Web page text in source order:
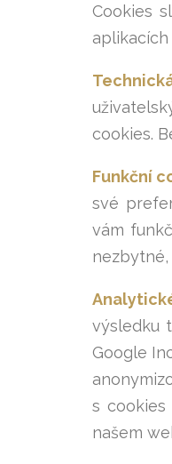
Cookies
cookies.
Funkční
své
vám
výsledku
Google
s cookies
našem